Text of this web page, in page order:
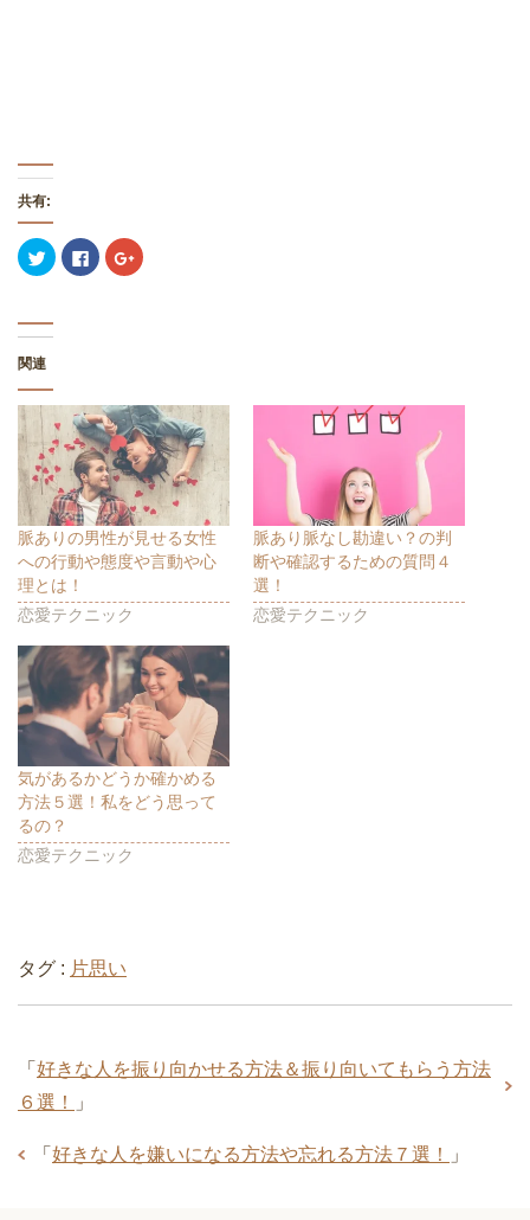
共有:
ク
リ
て
T
t
e
で
共
有
(
新
し
い
ウ
ィ
ン
ド
ウ
で
開
ま
す
F
a
す
る
に
は
ク
リ
ッ
ク
し
て
く
だ
(
新
い
ウ
ィ
ン
ド
ウ
で
開
き
ま
す
)
ク
リ
e
+
で
共
有
(
新
し
い
ウ
ィ
ン
で
ま
す
関連
脈ありの男性が見せる女性
への行動や態度や言動や心
理とは！
恋愛テクニック
脈あり脈なし勘違い？の判
断や確認するための質問４
選！
恋愛テクニック
気があるかどうか確かめる
方法５選！私をどう思って
るの？
恋愛テクニック
タグ : 片思い
「 好きな人を振り向かせる方法＆振り向いてもらう方法
６選！
」
「 好きな人を嫌いになる方法や忘れる方法７選！ 」